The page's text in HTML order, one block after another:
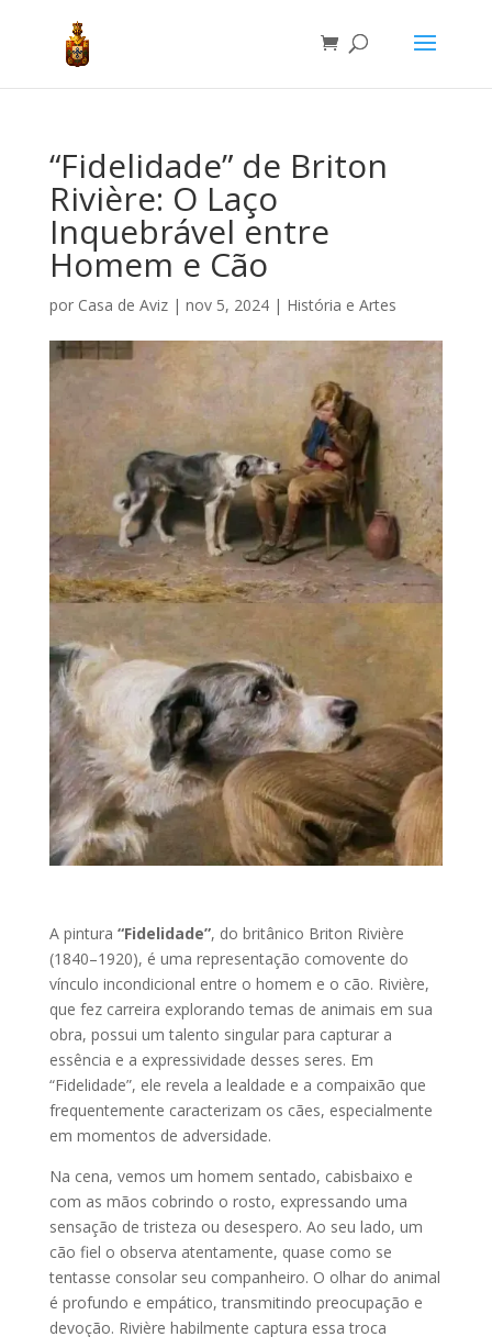
“Fidelidade” de Briton
Rivière: O Laço
Inquebrável entre
Homem e Cão
por Casa de Aviz| nov 5, 2024| História e Artes
A pintura “Fidelidade”, do britânico Briton Rivière
(1840–1920), é uma representação comovente do
vínculo incondicional entre o homem e o cão. Rivière,
que fez carreira explorando temas de animais em sua
obra, possui um talento singular para capturar a
essência e a expressividade desses seres. Em
“Fidelidade”, ele revela a lealdade e a compaixão que
frequentemente caracterizam os cães, especialmente
em momentos de adversidade.
Na cena, vemos um homem sentado, cabisbaixo e
com as mãos cobrindo o rosto, expressando uma
sensação de tristeza ou desespero. Ao seu lado, um
cão fiel o observa atentamente, quase como se
tentasse consolar seu companheiro. O olhar do animal
é profundo e empático, transmitindo preocupação e
devoção. Rivière habilmente captura essa troca